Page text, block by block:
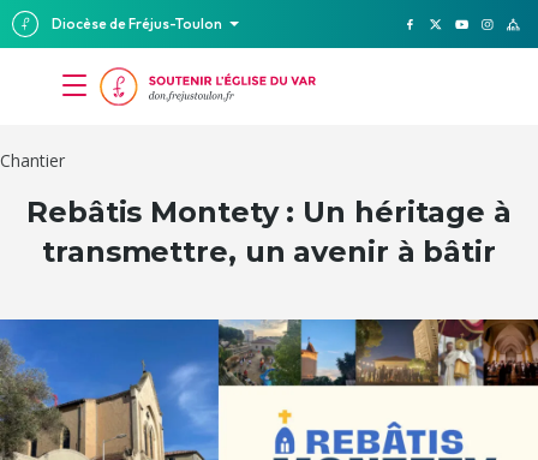
Diocèse de Fréjus-Toulon
Chantier
Rebâtis Montety : Un héritage à
transmettre, un avenir à bâtir